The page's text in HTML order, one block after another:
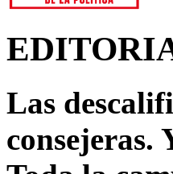
Las
consejeras.